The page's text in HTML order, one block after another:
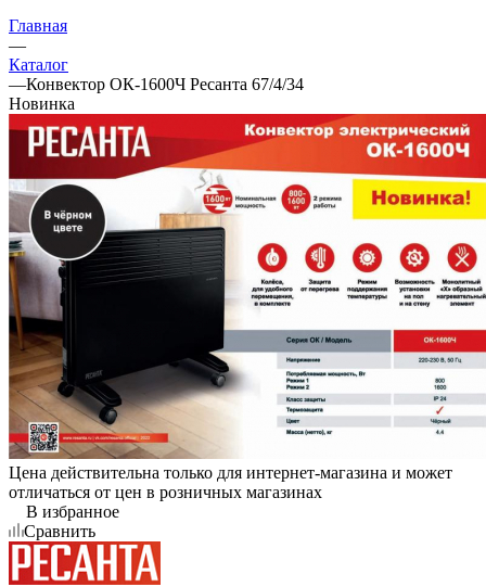
Главная
—
Каталог
—Конвектор ОК-1600Ч Ресанта 67/4/34
Новинка
Цена действительна только для интернет-магазина и может
отличаться от цен в розничных магазинах
В избранное
Сравнить